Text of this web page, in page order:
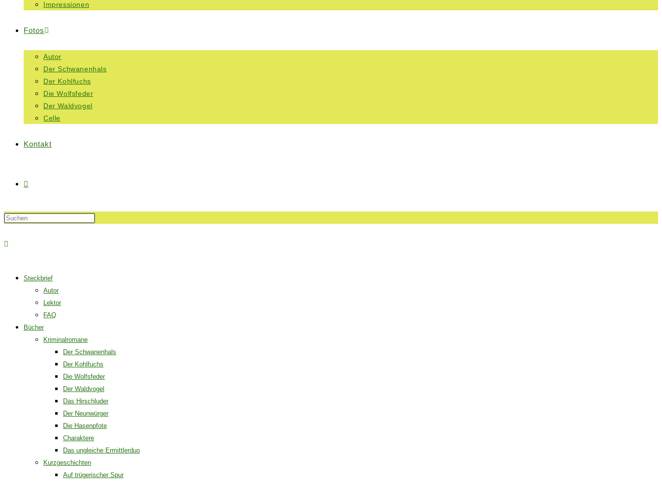
Impressionen
Fotos
Autor
Der Schwanenhals
Der Kohlfuchs
Die Wolfsfeder
Der Waldvogel
Celle
Kontakt
Steckbrief
Autor
Lektor
FAQ
Bücher
Kriminalromane
Der Schwanenhals
Der Kohlfuchs
Die Wolfsfeder
Der Waldvogel
Das Hirschluder
Der Neunwürger
Die Hasenpfote
Charaktere
Das ungleiche Ermittlerduo
Kurzgeschichten
Auf trügerischer Spur